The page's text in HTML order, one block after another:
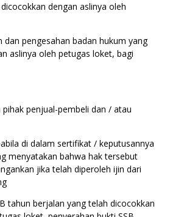
dengan aslinya oleh
dan pengesahan badan hukum yang
aslinya oleh petugas loket, bagi
penjual-pembeli dan / atau
di dalam sertifikat / keputusannya
menyatakan bahwa hak tersebut
jika telah diperoleh ijin dari
tahun berjalan yang telah dicocokkan